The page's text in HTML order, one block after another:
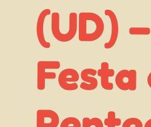
(UD) –